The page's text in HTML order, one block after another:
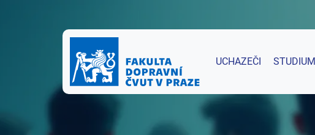
UCHAZEČI STUDIUM